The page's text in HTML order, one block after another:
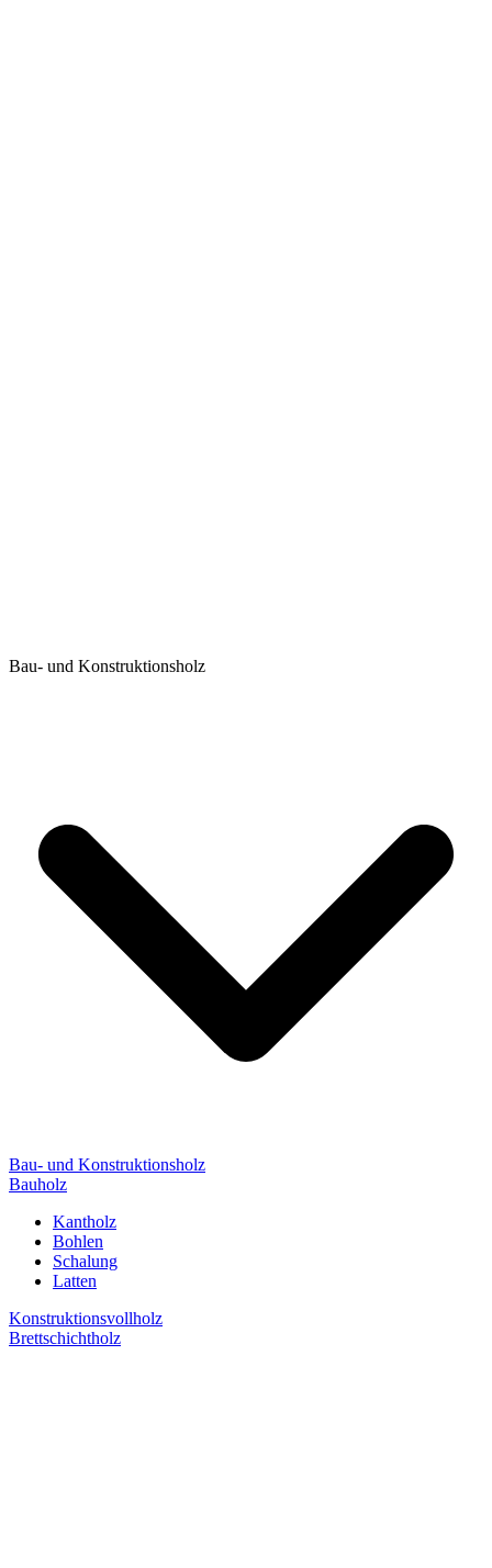
Bau- und Konstruktionsholz
Bau- und Konstruktionsholz
Bauholz
Kantholz
Bohlen
Schalung
Latten
Konstruktionsvollholz
Brettschichtholz